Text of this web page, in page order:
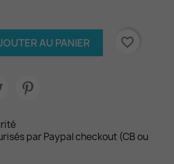
AU PANIER favorite_border
par Paypal checkout (CB ou